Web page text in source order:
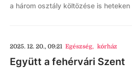
a három osztály költözése is heteken
2025. 12. 20., 09:21 Egészség, kórház
Együtt a fehérvári Szent